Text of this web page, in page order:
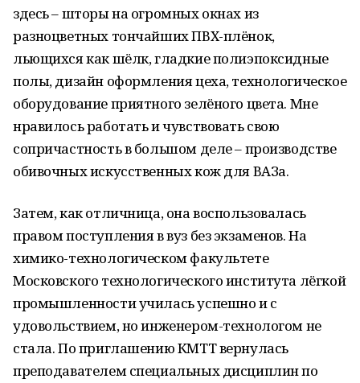
здесь – шторы на огромных окнах из
разноцветных тончайших ПВХ-плёнок,
льющихся как шёлк, гладкие полиэпоксидные
полы, дизайн оформления цеха, технологическое
оборудование приятного зелёного цвета. Мне
нравилось работать и чувствовать свою
сопричастность в большом деле – производстве
обивочных искусственных кож для ВАЗа.
Затем, как отличница, она воспользовалась
правом поступления в вуз без экзаменов. На
химико-технологическом факультете
Московского технологического института лёгкой
промышленности училась успешно и с
удовольствием, но инженером-технологом не
стала. По приглашению КМТТ вернулась
преподавателем специальных дисциплин по